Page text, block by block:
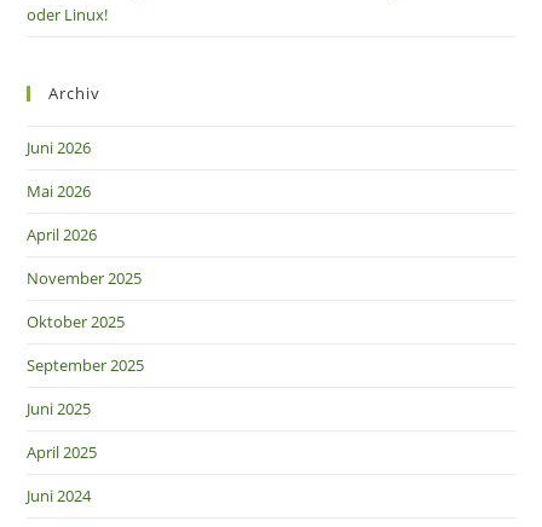
oder Linux!
Archiv
Juni 2026
Mai 2026
April 2026
November 2025
Oktober 2025
September 2025
Juni 2025
April 2025
Juni 2024